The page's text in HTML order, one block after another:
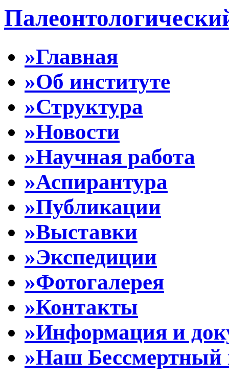
»Главная
»Об институте
»Структура
»Новости
»Научная работа
»Аспирантура
»Публикации
»Выставки
»Экспедиции
»Фотогалерея
»Контакты
»Информация и
»Наш Бессмертный